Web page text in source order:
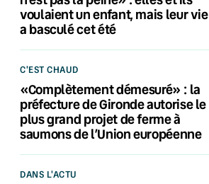
voulaient un enfant, mais leur vie
a basculé cet été
C'EST CHAUD
«Complètement démesuré» : la
préfecture de Gironde autorise le
plus grand projet de ferme à
saumons de l’Union européenne
DANS L'ACTU